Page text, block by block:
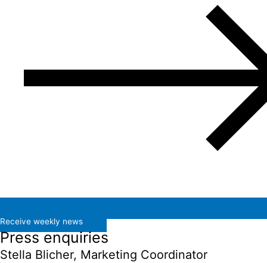
Receive weekly news
Press enquiries
Stella Blicher, Marketing Coordinator